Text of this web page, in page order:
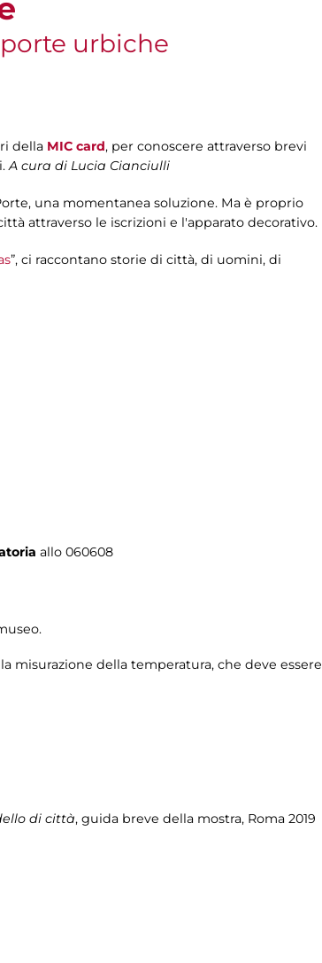
urbiche
della MIC card, per conoscere attraverso brevi
A cura di Lucia Cianciulli
una momentanea soluzione. Ma è proprio
attraverso le iscrizioni e l'apparato decorativo.
”, ci raccontano storie di città, di uomini, di
allo 060608
misurazione della temperatura, che deve essere
di città, guida breve della mostra, Roma 2019